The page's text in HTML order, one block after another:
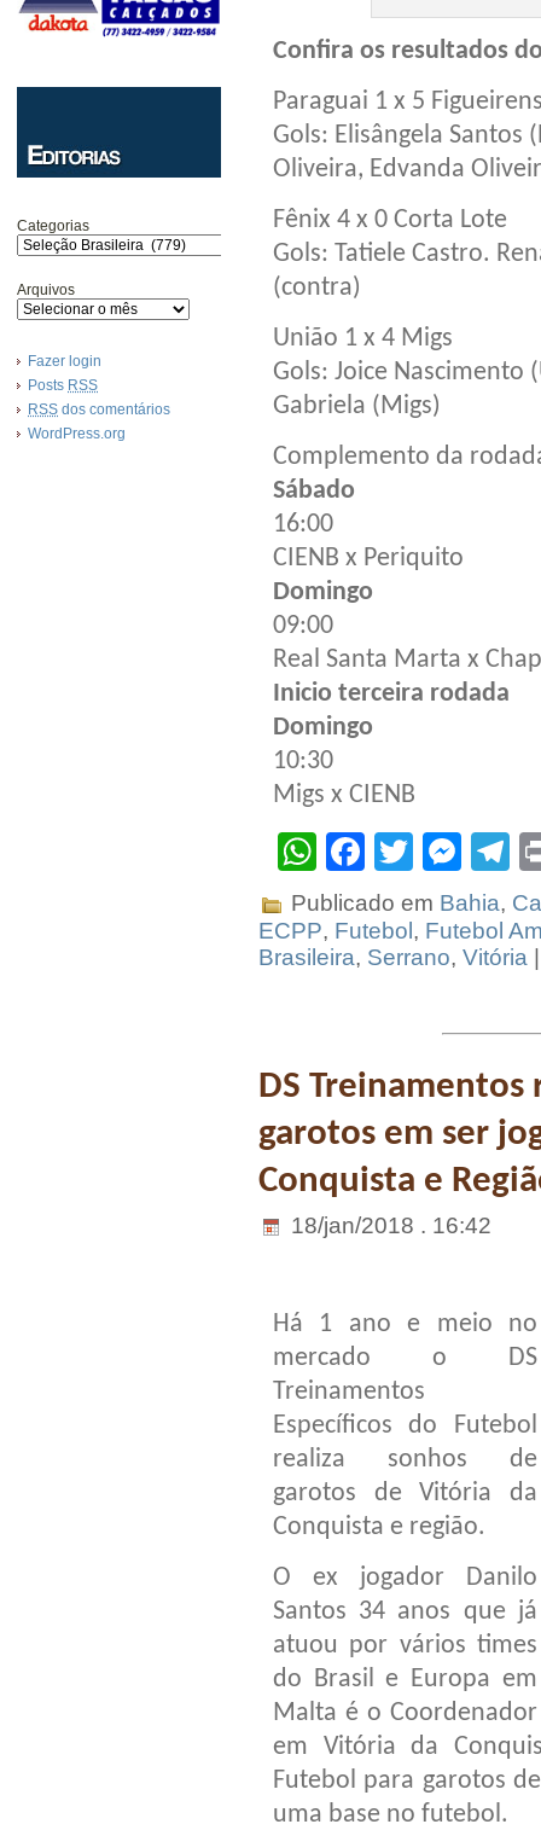
Categorias
Arquivos
Fazer login
Posts RSS
RSS dos comentários
WordPress.org
Confira os resultados
Paraguai 1 x 5
Gols: Elisângela Santos
Oliveira, Edvanda
Fênix 4 x 0 Corta Lote
Gols: Tatiele Castro.
(contra)
União 1 x 4 Migs
Gols: Joice Nascimento
Gabriela (Migs)
Complemento da
Sábado
16:00
CIENB x Periquito
Domingo
09:00
Real Santa Marta x
Inicio terceira rodada
Domingo
10:30
Migs x CIENB
WhatsApp
Facebook
Twitter
Publicado em Bahia,
ECPP, Futebol , Futebol
Brasileira, Serrano, Vitória
DS Treinamentos
garotos em ser
Conquista e
18/jan/2018 . 16:42
Há 1 ano e meio no
mercado o DS
Treinamentos
Específicos do Futebol
realiza sonhos de
garotos de Vitória da
Conquista e região.
O ex jogador Danilo
Santos 34 anos que já
atuou por vários times
do Brasil e Europa em
Malta é o
em Vitória da
Futebol para garotos
uma base no futebol.